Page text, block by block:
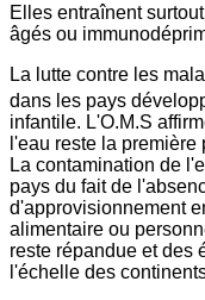
Elles entraînent
âgés ou
La lutte contre les
dans les pays
infantile. L'O.M.S
l'eau reste la
La contamination de
pays du fait de
d'approvisionnement
alimentaire ou
reste répandue et des
l'échelle des